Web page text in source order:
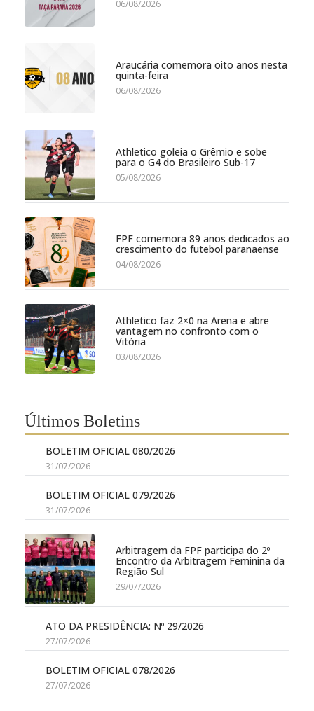
06/08/2026
Araucária comemora oito anos nesta
quinta-feira
06/08/2026
Athletico goleia o Grêmio e sobe
para o G4 do Brasileiro Sub-17
05/08/2026
FPF comemora 89 anos dedicados ao
crescimento do futebol paranaense
04/08/2026
Athletico faz 2×0 na Arena e abre
vantagem no confronto com o
Vitória
03/08/2026
Últimos Boletins
BOLETIM OFICIAL 080/2026
31/07/2026
BOLETIM OFICIAL 079/2026
31/07/2026
Arbitragem da FPF participa do 2º
Encontro da Arbitragem Feminina da
Região Sul
29/07/2026
ATO DA PRESIDÊNCIA: Nº 29/2026
27/07/2026
BOLETIM OFICIAL 078/2026
27/07/2026